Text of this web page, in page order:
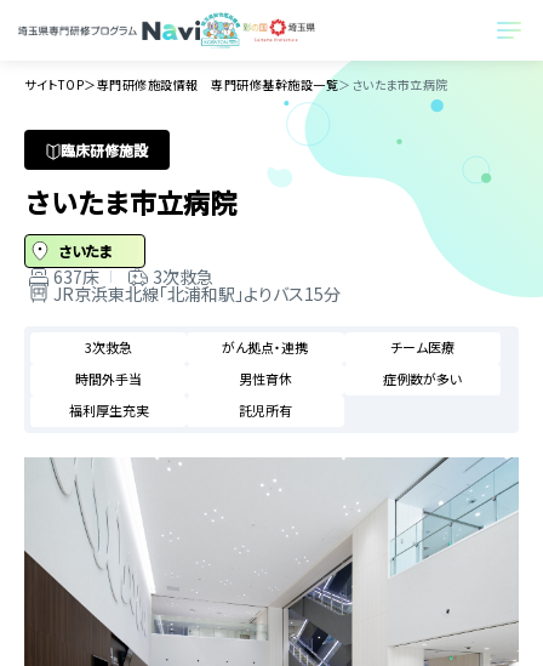
サイトTOP＞専門研修施設情報 専門研修基幹施設一覧＞ さいたま市立病院
臨床研修施設
さいたま市立病院
さいたま
637床 3次救急
JR京浜東北線「北浦和駅」よりバス15分
3次救急 がん拠点・連携
チーム医療
時間外手当
男性育休
症例数が多い
福利厚生充実
託児所有